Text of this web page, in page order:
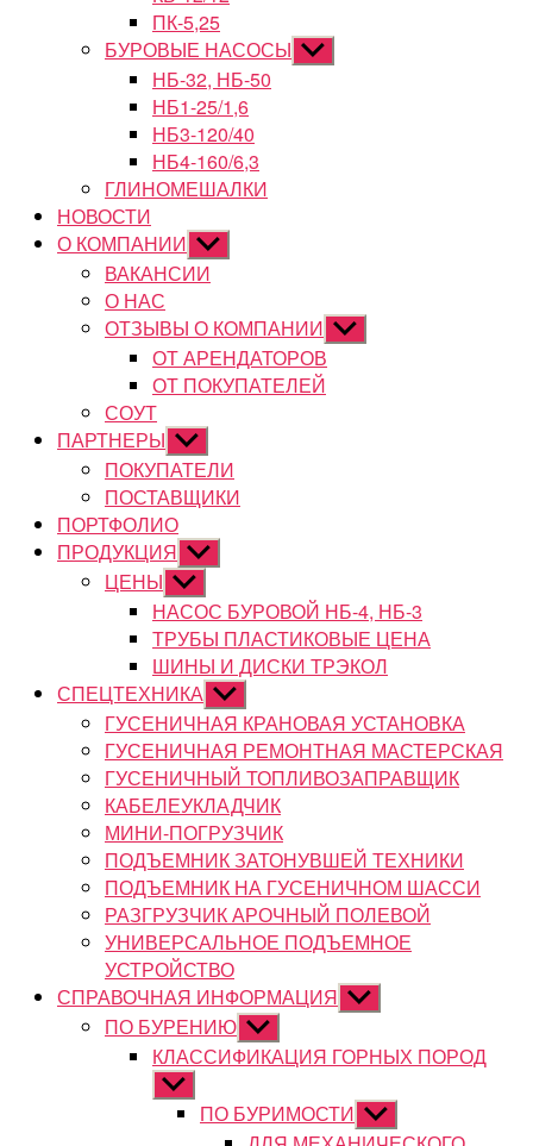
ПК-5,25
БУРОВЫЕ НАСОСЫ Показывать
подменю
НБ-32, НБ-50
НБ1-25/1,6
НБ3-120/40
НБ4-160/6,3
ГЛИНОМЕШАЛКИ
НОВОСТИ
О КОМПАНИИ Показывать
подменю
ВАКАНСИИ
О НАС
ОТЗЫВЫ О КОМПАНИИ Показывать
подменю
ОТ АРЕНДАТОРОВ
ОТ ПОКУПАТЕЛЕЙ
СОУТ
ПАРТНЕРЫ Показывать
подменю
ПОКУПАТЕЛИ
ПОСТАВЩИКИ
ПОРТФОЛИО
ПРОДУКЦИЯ Показывать
подменю
ЦЕНЫ Показывать
подменю
НАСОС БУРОВОЙ НБ-4, НБ-3
ТРУБЫ ПЛАСТИКОВЫЕ ЦЕНА
ШИНЫ И ДИСКИ ТРЭКОЛ
СПЕЦТЕХНИКА Показывать
подменю
ГУСЕНИЧНАЯ КРАНОВАЯ УСТАНОВКА
ГУСЕНИЧНАЯ РЕМОНТНАЯ МАСТЕРСКАЯ
ГУСЕНИЧНЫЙ ТОПЛИВОЗАПРАВЩИК
КАБЕЛЕУКЛАДЧИК
МИНИ-ПОГРУЗЧИК
ПОДЪЕМНИК ЗАТОНУВШЕЙ ТЕХНИКИ
ПОДЪЕМНИК НА ГУСЕНИЧНОМ ШАССИ
РАЗГРУЗЧИК АРОЧНЫЙ ПОЛЕВОЙ
УНИВЕРСАЛЬНОЕ ПОДЪЕМНОЕ
УСТРОЙСТВО
СПРАВОЧНАЯ ИНФОРМАЦИЯ Показывать
подменю
ПО БУРЕНИЮ Показывать
подменю
КЛАССИФИКАЦИЯ ГОРНЫХ ПОРОД
Показывать
подменюПО БУРИМОСТИ Показывать
подменю